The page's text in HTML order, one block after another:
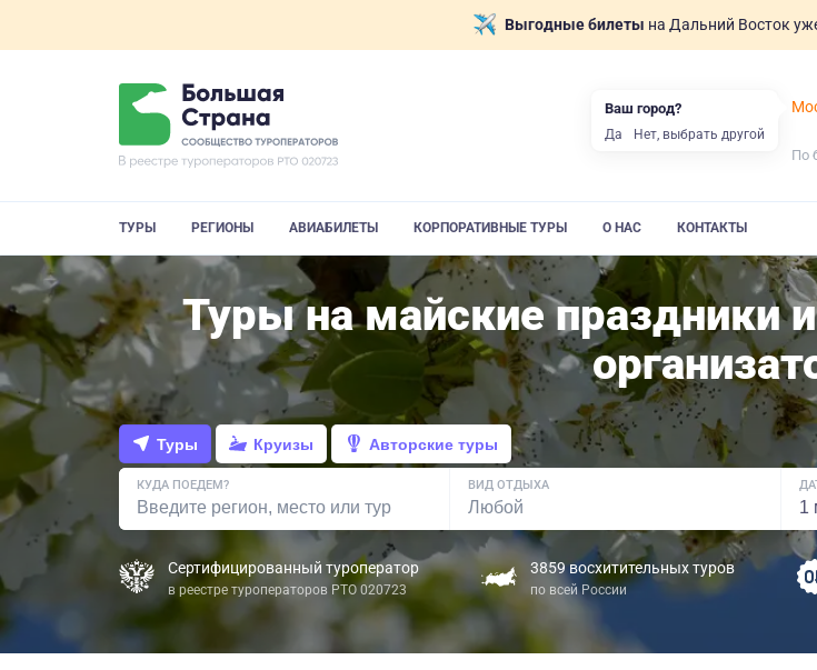
Выгодные билеты на Дальний Восток
По
ТУРЫ РЕГИОНЫ АВИАБИЛЕТЫ КОРПОРАТИВНЫЕ ТУРЫ О НАС КОНТАКТЫ
Туры на майские праздники
Туры Круизы Авторские туры
КУДА ПОЕДЕМ? ВИД ОТДЫХА
Сертифицированный туроператор
в реестре туроператоров РТО 020723
3859 восхитительных туров
по всей России
Ваш город?
Да Нет, выбрать другой